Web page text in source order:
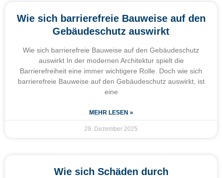
Wie sich barrierefreie Bauweise auf den
Gebäudeschutz auswirkt
Wie sich barrierefreie Bauweise auf den Gebäudeschutz
auswirkt In der modernen Architektur spielt die
Barrierefreiheit eine immer wichtigere Rolle. Doch wie sich
barrierefreie Bauweise auf den Gebäudeschutz auswirkt, ist
eine
MEHR LESEN »
29. Dezember 2025
Wie sich Schäden durch